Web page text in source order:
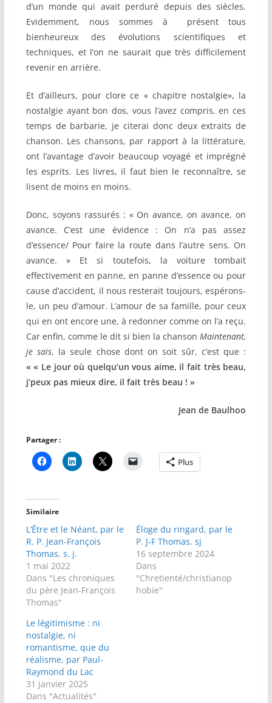
d’un monde qui avait perduré depuis des siècles.
Evidemment, nous sommes à présent tous
bienheureux des évolutions scientifiques et
techniques, et l’on ne saurait que très difficilement
revenir en arrière.
Et d’ailleurs, pour clore ce « chapitre nostalgie», la
nostalgie ayant bon dos, vous l’avez compris, en ces
temps de barbarie, je citerai donc deux extraits de
chanson. Les chansons, par rapport à la littérature,
ont l’avantage d’avoir beaucoup voyagé et imprégné
les esprits. Les livres, il faut bien le reconnaître, se
lisent de moins en moins.
Donc, soyons rassurés : « On avance, on avance, on
avance. C’est une évidence : On n’a pas assez
d’essence/ Pour faire la route dans l’autre sens. On
avance. » Et si toutefois, la voiture tombait
effectivement en panne, en panne d’essence ou pour
cause d’accident, il nous resterait toujours, espérons-
le, un peu d’amour. L’amour de sa famille, pour ceux
qui en ont encore une, à redonner comme on l’a reçu.
Car enfin, comme le dit si bien la chansonMaintenant,
je sais, la seule chose dont on soit sûr, c’est que :
« « Le jour où quelqu’un vous aime, il fait très beau,
j’peux pas mieux dire, il fait très beau ! »
Jean de Baulhoo
Partager :
Plus
Similaire
L’Être et le Néant, par le
R. P. Jean-François
Thomas, s. j.
1 mai 2022
Dans "Les chroniques
du père Jean-François
Thomas"
Éloge du ringard, par le
P. J-F Thomas. sj
16 septembre 2024
Dans
"Chretienté/christianop
hobie"
Le légitimisme : ni
nostalgie, ni
romantisme, que du
réalisme, par Paul-
Raymond du Lac
31 janvier 2025
Dans "Actualités"